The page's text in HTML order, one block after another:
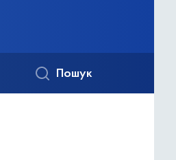
Пошук